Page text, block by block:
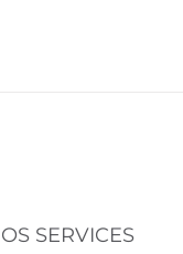
SERVICES